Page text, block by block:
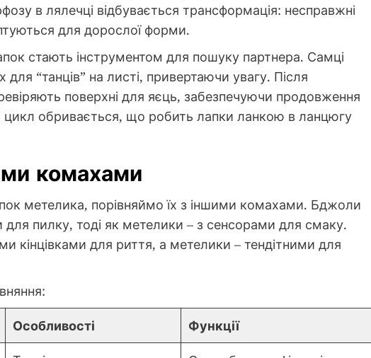
в лялечці відбувається трансформація: несправжні
для дорослої форми.
стають інструментом для пошуку партнера. Самці
“танців” на листі, привертаючи увагу. Після
поверхні для яєць, забезпечуючи продовження
цикл обривається, що робить лапки ланкою в ланцюгу
комахами
метелика, порівняймо їх з іншими комахами. Бджоли
пилку, тоді як метелики – з сенсорами для смаку.
кінцівками для риття, а метелики – тендітними для
Особливості Функції